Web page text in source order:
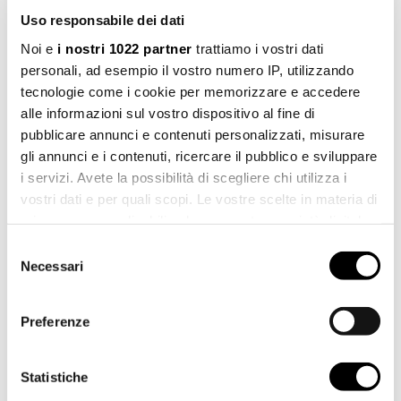
Uso responsabile dei dati
Noi e i nostri 1022 partner trattiamo i vostri dati
personali, ad esempio il vostro numero IP, utilizzando
tecnologie come i cookie per memorizzare e accedere
alle informazioni sul vostro dispositivo al fine di
pubblicare annunci e contenuti personalizzati, misurare
gli annunci e i contenuti, ricercare il pubblico e sviluppare
i servizi. Avete la possibilità di scegliere chi utilizza i
vostri dati e per quali scopi. Le vostre scelte in materia di
modificare o revocare il proprio consenso in qualsiasi
momento dalla Dichiarazione sui cookie o facendo clic
raccogliere informazioni sulla tua posizione
geografica, con un'approssimazione di qualche
delNecessari
Preferenze
Statistiche
Das universelle Einbausystem FirUnico®
Die ausgewählte Duschkonfiguration nutzt die Möglichkeiten des
universellen Einbausystems FirUnico®, das bis zu vier
verschiedenen Nutzungen im Duschbereich bedienen kann.In
diesem Fall ist FirUnico® der UP-Einbaukörper eines UP-
Brausethermostats Cora 35 mit drei Ausgängen, die eine
Multifunktions-Kopfbrause, einen Wandauslauf und eine
Handbrause bedienen.
Entdecken Sie die Vorteile des universellen Einbausystems
FirUnico®